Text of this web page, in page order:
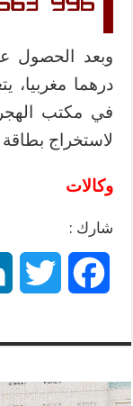
درهما مغربيا،
لاستخراج بطاقة
وكالات
شارك :
e
t